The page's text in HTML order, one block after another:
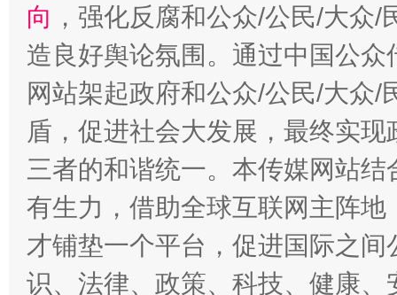
向 ，强化反腐和公众/公民/大众
造良好舆论氛围。通过中国公
网站架起政府和公众/公民/大众
盾，促进社会大发展，最终实
三者的和谐统一。本传媒网站
有生力，借助全球互联网主阵
才铺垫一个平台，促进国际之
识、法律、政策、科技、健康